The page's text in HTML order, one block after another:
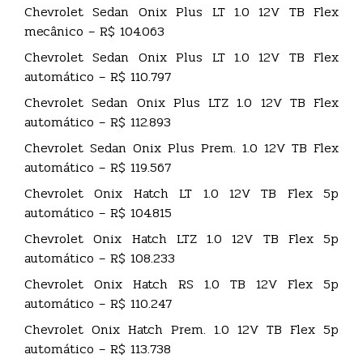
Chevrolet Sedan Onix Plus LT 1.0 12V TB Flex
mecânico – R$ 104.063
Chevrolet Sedan Onix Plus LT 1.0 12V TB Flex
automático – R$ 110.797
Chevrolet Sedan Onix Plus LTZ 1.0 12V TB Flex
automático – R$ 112.893
Chevrolet Sedan Onix Plus Prem. 1.0 12V TB Flex
automático – R$ 119.567
Chevrolet Onix Hatch LT 1.0 12V TB Flex 5p
automático – R$ 104.815
Chevrolet Onix Hatch LTZ 1.0 12V TB Flex 5p
automático – R$ 108.233
Chevrolet Onix Hatch RS 1.0 TB 12V Flex 5p
automático – R$ 110.247
Chevrolet Onix Hatch Prem. 1.0 12V TB Flex 5p
automático – R$ 113.738